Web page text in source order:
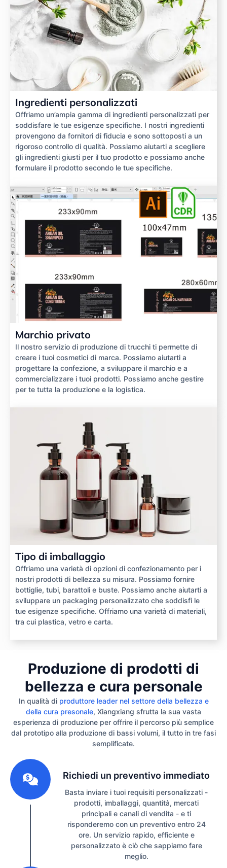
Ingredienti personalizzati
Offriamo un’ampia gamma di ingredienti personalizzati per
soddisfare le tue esigenze specifiche. I nostri ingredienti
provengono da fornitori di fiducia e sono sottoposti a un
rigoroso controllo di qualità. Possiamo aiutarti a scegliere
gli ingredienti giusti per il tuo prodotto e possiamo anche
formulare il prodotto secondo le tue specifiche.
Marchio privato
Il nostro servizio di produzione di trucchi ti permette di
creare i tuoi cosmetici di marca. Possiamo aiutarti a
progettare la confezione, a sviluppare il marchio e a
commercializzare i tuoi prodotti. Possiamo anche gestire
per te tutta la produzione e la logistica.
Tipo di imballaggio
Offriamo una varietà di opzioni di confezionamento per i
nostri prodotti di bellezza su misura. Possiamo fornire
bottiglie, tubi, barattoli e buste. Possiamo anche aiutarti a
sviluppare un packaging personalizzato che soddisfi le
tue esigenze specifiche. Offriamo una varietà di materiali,
tra cui plastica, vetro e carta.
Produzione di prodotti di
bellezza e cura personale
In qualità di produttore leader nel settore della bellezza e
della cura presonale, Xiangxiang sfrutta la sua vasta
esperienza di produzione per offrire il percorso più semplice
dal prototipo alla produzione di bassi volumi, il tutto in tre fasi
semplificate.
Richiedi un preventivo immediato
Basta inviare i tuoi requisiti personalizzati -
prodotti, imballaggi, quantità, mercati
principali e canali di vendita - e ti
risponderemo con un preventivo entro 24
ore. Un servizio rapido, efficiente e
personalizzato è ciò che sappiamo fare
meglio.